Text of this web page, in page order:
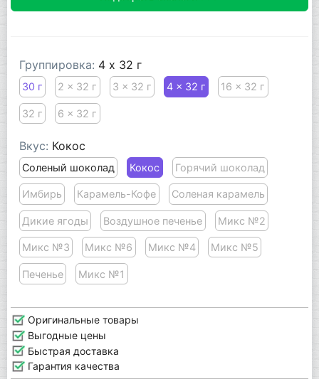
Группировка: 4 x 32 г
30 г 2 x 32 г 3 x 32 г 4 x 32 г 16 x 32 г
32 г 6 x 32 г
Вкус: Кокос
Соленый шоколад Кокос Горячий шоколад
Имбирь Карамель-Кофе Соленая карамель
Дикие ягоды Воздушное печенье Микс №2
Микс №3 Микс №6 Микс №4 Микс №5
Печенье Микс №1
Оригинальные товары
Выгодные цены
Быстрая доставка
Гарантия качества